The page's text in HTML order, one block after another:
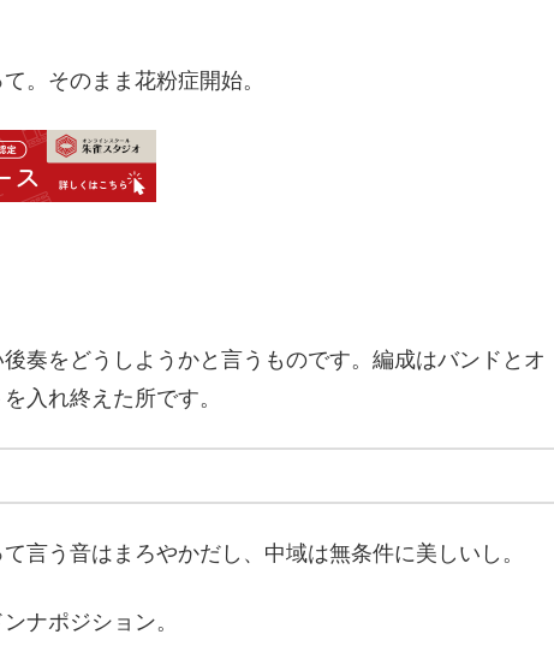
。そのまま花粉症開始。
奏をどうしようかと言うものです。編成はバンドとオ
入れ終えた所です。
言う音はまろやかだし、中域は無条件に美しいし。
ナポジション。